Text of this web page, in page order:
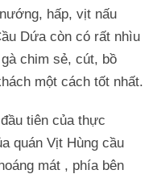
hấp, vịt nấu
Dứa còn có rất nhìu
chim sẻ, cút, bồ
một cách tốt nhất.
tiên của thực
quán Vịt Hùng cầu
mát , phía bên